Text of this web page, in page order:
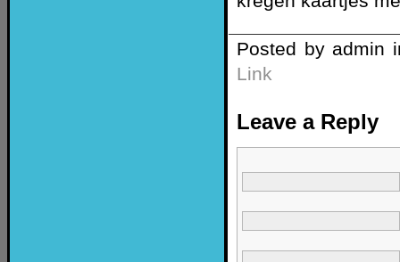
Posted by admin
Link
Leave a Reply